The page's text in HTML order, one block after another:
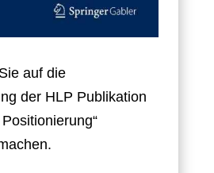
auf die
der HLP Publikation